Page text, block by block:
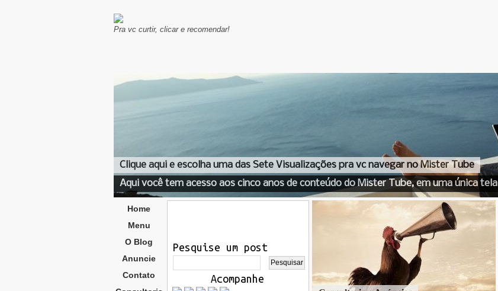
Pra vc curtir, clicar e recomendar!
Clique aqui e escolha uma das Sete Visualizações pra vc navegar no Mister Tube
Aqui você tem acesso aos cinco anos de conteúdo do Mister Tube, em uma única tela
Home
Menu
O Blog
Anuncie
Contato
Pesquise um post
Acompanhe